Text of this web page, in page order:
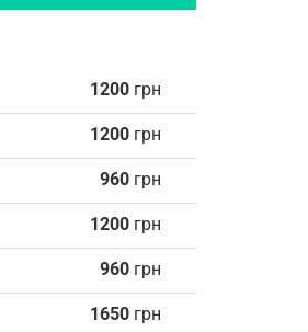
1200 грн
1200 грн
960 грн
1200 грн
960 грн
1650 грн